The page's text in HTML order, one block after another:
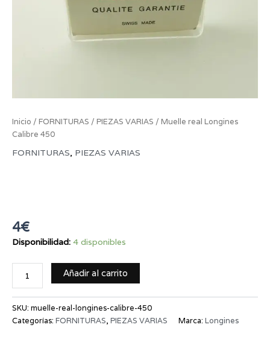
Inicio / FORNITURAS / PIEZAS VARIAS / Muelle real Longines
Calibre 450
FORNITURAS, PIEZAS VARIAS
4€
Disponibilidad: 4 disponibles
Añadir al carrito
SKU: muelle-real-longines-calibre-450
Categorías: FORNITURAS, PIEZAS VARIAS Marca: Longines